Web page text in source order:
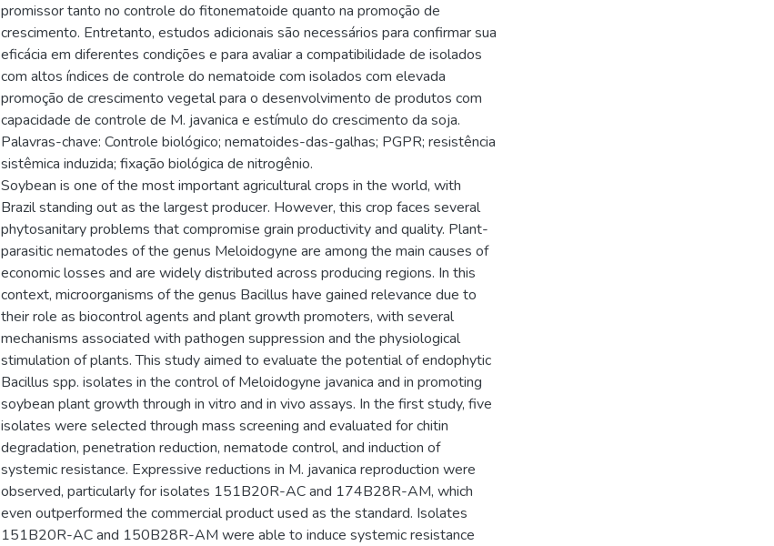
promissor tanto no controle do fitonematoide quanto na promoção de
crescimento. Entretanto, estudos adicionais são necessários para confirmar sua
eficácia em diferentes condições e para avaliar a compatibilidade de isolados
com altos índices de controle do nematoide com isolados com elevada
promoção de crescimento vegetal para o desenvolvimento de produtos com
capacidade de controle de M. javanica e estímulo do crescimento da soja.
Palavras-chave: Controle biológico; nematoides-das-galhas; PGPR; resistência
sistêmica induzida; fixação biológica de nitrogênio.
Soybean is one of the most important agricultural crops in the world, with
Brazil standing out as the largest producer. However, this crop faces several
phytosanitary problems that compromise grain productivity and quality. Plant-
parasitic nematodes of the genus Meloidogyne are among the main causes of
economic losses and are widely distributed across producing regions. In this
context, microorganisms of the genus Bacillus have gained relevance due to
their role as biocontrol agents and plant growth promoters, with several
mechanisms associated with pathogen suppression and the physiological
stimulation of plants. This study aimed to evaluate the potential of endophytic
Bacillus spp. isolates in the control of Meloidogyne javanica and in promoting
soybean plant growth through in vitro and in vivo assays. In the first study, five
isolates were selected through mass screening and evaluated for chitin
degradation, penetration reduction, nematode control, and induction of
systemic resistance. Expressive reductions in M. javanica reproduction were
observed, particularly for isolates 151B20R-AC and 174B28R-AM, which
even outperformed the commercial product used as the standard. Isolates
151B20R-AC and 150B28R-AM were able to induce systemic resistance